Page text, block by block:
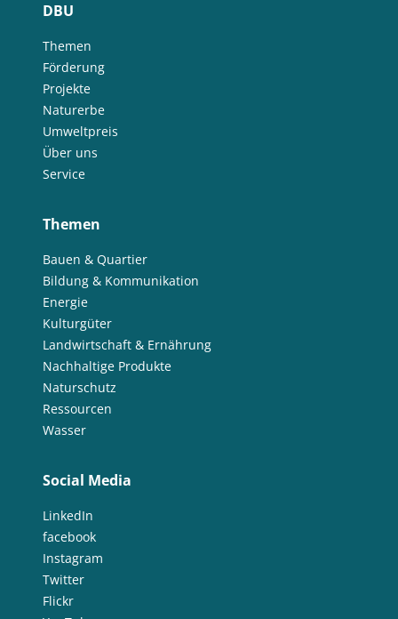
DBU
Themen
Förderung
Projekte
Naturerbe
Umweltpreis
Über uns
Service
Themen
Bauen & Quartier
Bildung & Kommunikation
Energie
Kulturgüter
Landwirtschaft & Ernährung
Nachhaltige Produkte
Naturschutz
Ressourcen
Wasser
Social Media
LinkedIn
facebook
Instagram
Twitter
Flickr